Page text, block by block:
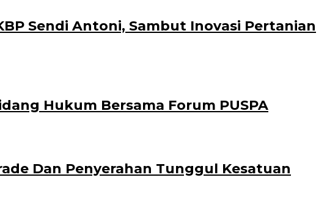
Sendi Antoni, Sambut Inovasi Pertanian
Hukum Bersama Forum PUSPA
Dan Penyerahan Tunggul Kesatuan